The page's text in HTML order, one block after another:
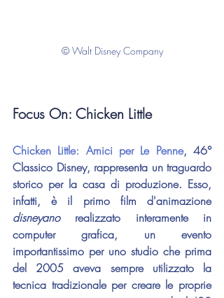
© Walt Disney Company
Focus On: Chicken Little
Chicken Little: Amici per Le Penne, 46°
Classico Disney, rappresenta un traguardo
storico per la casa di produzione. Esso,
infatti, è il primo film d'animazione
disneyano realizzato interamente in
computer grafica, un evento
importantissimo per uno studio che prima
del 2005 aveva sempre utilizzato la
tecnica tradizionale per creare le proprie